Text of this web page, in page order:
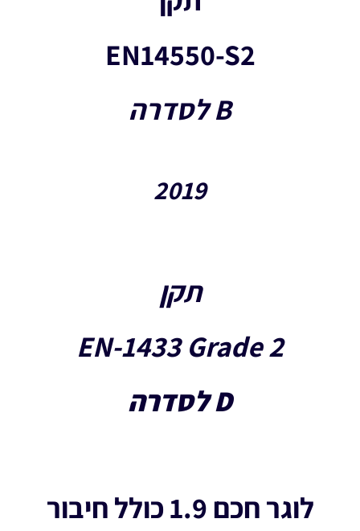
EN14550-S2
B לסדרה
2019
תקן
EN-1433 Grade 2
D לסדרה
לוגר חכם 1.9 כולל חיבור